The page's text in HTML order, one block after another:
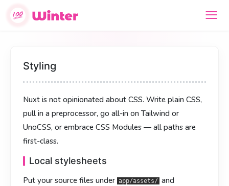
UnoCSS，或 CSS Modules —— 都是“一等公民”。
本地样式文件
把源文件放进 app/assets/
<script>
import '~/assets/css/first.css'
UnoCSS，或 CSS Modules —— 皆為「一等公民」。
本地樣式檔
把原始檔放於
<script>
import '~/assets/css/first.css'
Styling
Nuxt is not opinionated about CSS. Write plain CSS,
pull in a preprocessor, go all-in on Tailwind or
UnoCSS, or embrace CSS Modules — all paths are
first-class.
Local stylesheets
Put your source files under app/assets/ and